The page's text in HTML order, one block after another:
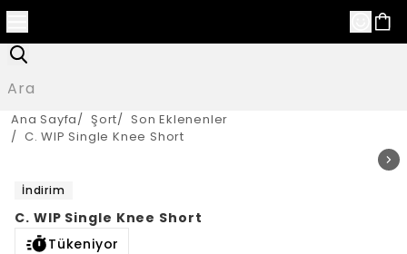
Ana Sayfa/ Şort/ Son Eklenenler
/ C. WIP Single Knee Short
İndirim
C. WIP Single Knee Short
Tükeniyor